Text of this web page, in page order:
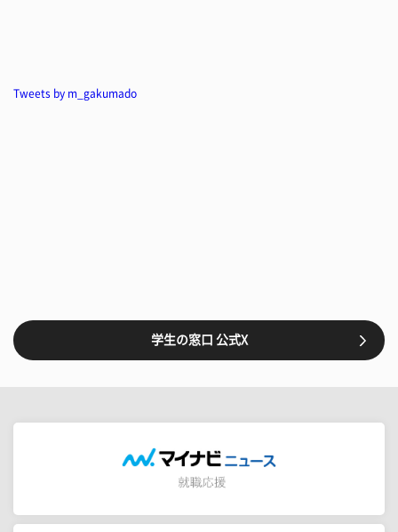
Tweets by m_gakumado
学生の窓口 公式X